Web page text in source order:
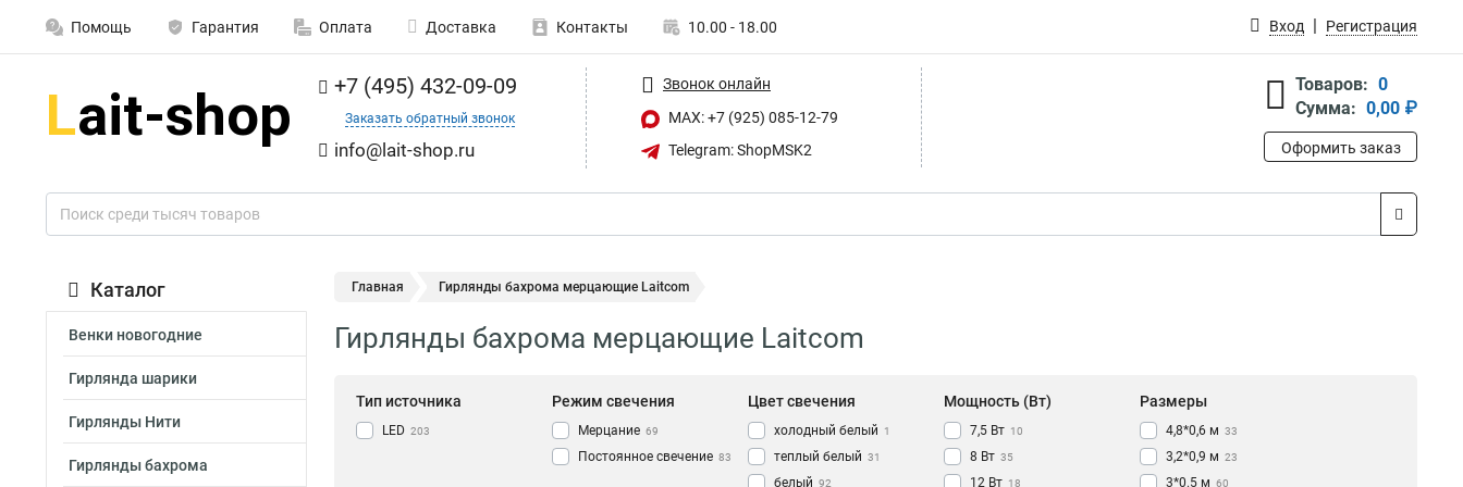
Помощь Гарантия Оплата Доставка Контакты 10.00 - 18.00 Вход Регистрация
+7 (495) 432-09-09
Заказать обратный звонок
info@lait-shop.ru
Звонок онлайн
MAX: +7 (925) 085-12-79
Telegram: ShopMSK2
Товаров: 0
Сумма: 0,00 ₽
Оформить заказ
Каталог
Венки новогодние
Гирлянда шарики
Гирлянды Нити
Гирлянды бахрома
Главная Гирлянды бахрома мерцающие Laitcom
Гирлянды бахрома мерцающие Laitcom
Тип источника
LED 203
Режим свечения
Мерцание 69
Постоянное свечение 83
Цвет свечения
холодный белый 1
теплый белый 31
белый 92
Мощность (Вт)
7,5 Вт 10
8 Вт 35
12 Вт 18
Размеры
4,8*0,6 м 33
3,2*0,9 м 23
3*0.5 м 60